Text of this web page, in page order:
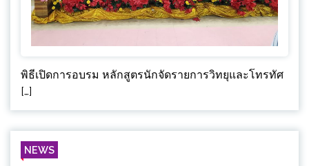
พิธีเปิดการอบรม หลักสูตรนักจัดรายการวิทยุและโทรทัศ
[…]
NEWS